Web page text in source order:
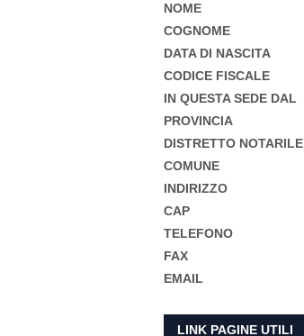
NOME
COGNOME
DATA DI NASCITA
CODICE FISCALE
IN QUESTA SEDE DAL
PROVINCIA
DISTRETTO NOTARILE
COMUNE
INDIRIZZO
CAP
TELEFONO
FAX
EMAIL
LINK PAGINE UTILI